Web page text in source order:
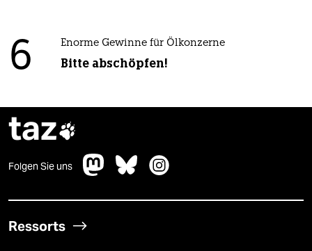
6 Enorme Gewinne für Ölkonzerne
Bitte abschöpfen!
taz
Folgen Sie uns
Ressorts